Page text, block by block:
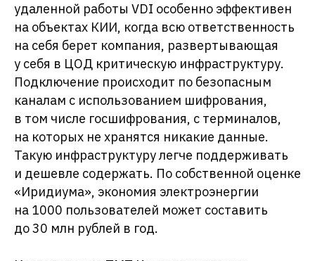
удаленной работы VDI особенно эффективен
на объектах КИИ, когда всю ответственность
на себя берет компания, развертывающая
у себя в ЦОД критическую инфраструктуру.
Подключение происходит по безопасным
каналам с использованием шифрования,
в том числе госшифрования, с терминалов,
на которых не хранятся никакие данные.
Такую инфраструктуру легче поддерживать
и дешевле содержать. По собственной оценке
«Иридиума», экономия электроэнергии
на 1000 пользователей может составить
до 30 млн рублей в год.